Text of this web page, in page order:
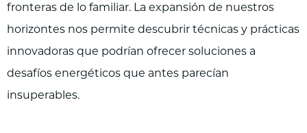
fronteras de lo familiar. La expansión de nuestros
horizontes nos permite descubrir técnicas y prácticas
innovadoras que podrían ofrecer soluciones a
desafíos energéticos que antes parecían
insuperables.